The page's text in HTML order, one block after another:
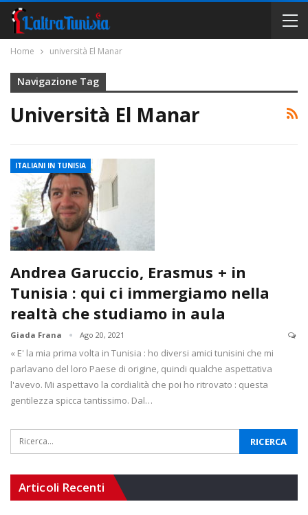
Home università El Manar
Navigazione Tag
Università El Manar
ITALIANI IN TUNISIA
Andrea Garuccio, Erasmus + in
Tunisia : qui ci immergiamo nella
realtà che studiamo in aula
Giada Frana Ago 20, 2021
« E' la mia prima volta in Tunisia : ho diversi amici tunisini che mi
parlavano del loro Paese di origine, quindi qualche aspettativa
l'avevo. Mi aspettavo la cordialità che poi ho ritrovato : questa
gentilezza spicca tantissimo. Dal…
Articoli Recenti